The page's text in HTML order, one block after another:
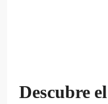
Descubre